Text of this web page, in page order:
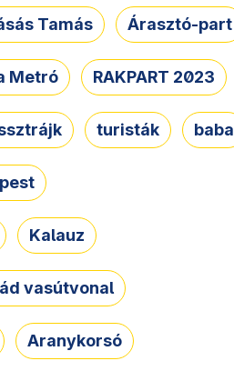
Tamás Árasztó-part
Metró RAKPART 2023
turisták baba
Kalauz
vasútvonal
Aranykorsó